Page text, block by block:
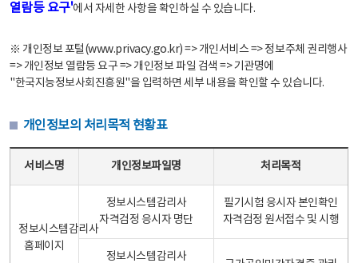
열람등 요구'에서 자세한 사항을 확인하실 수 있습니다.
※ 개인정보 포털(www.privacy.go.kr) => 개인서비스 => 정보주체 권리행사
=> 개인정보 열람등 요구 => 개인정보 파일 검색 => 기관명에
"한국지능정보사회진흥원"을 입력하면 세부 내용을 확인할 수 있습니다.
개인정보의 처리목적 현황표
서비스명 개인정보파일명 처리목적
정보시스템감리사
홈페이지
정보시스템감리사
자격검정 응시자 명단
필기시험 응시자 본인확인
자격검정 원서접수 및 시행
정보시스템감리사